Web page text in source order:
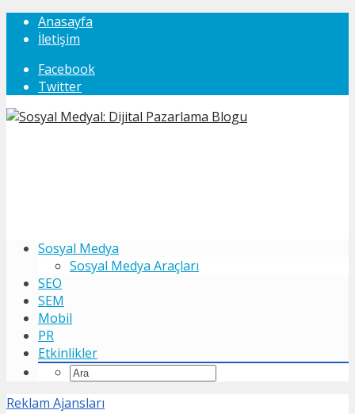
Anasayfa
İletişim
Facebook
Twitter
Sosyal Medya
Sosyal Medya Araçları
SEO
SEM
Mobil
PR
Etkinlikler
Reklam Ajansları